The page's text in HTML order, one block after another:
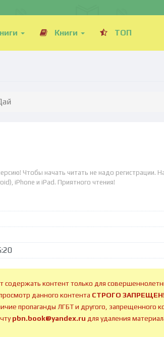
Книги ТОП
Чтобы начать читать не надо регистрации.
iPhone и iPad. Приятного чтения!
содержать контент только для
данного контента СТРОГО
пропаганды ЛГБТ и другого, запрещенного
pbn.book@yandex.ru для удаления